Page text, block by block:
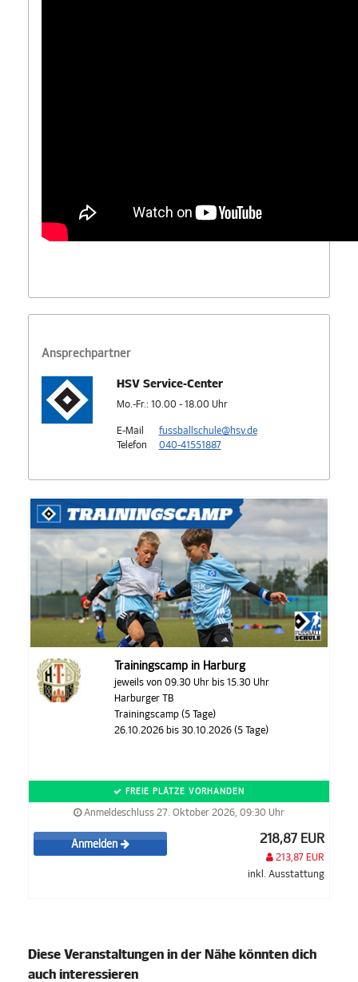
Ansprechpartner
HSV Service-Center
Mo.-Fr.: 10.00 - 18.00 Uhr
E-Mail
fussballschule@hsv.de
Telefon
040-41551887
Trainingscamp in Harburg
jeweils von 09.30 Uhr bis 15.30 Uhr
Harburger TB
Trainingscamp (5 Tage)
26.10.2026 bis 30.10.2026 (5 Tage)
FREIE PLÄTZE VORHANDEN
Anmeldeschluss 27. Oktober 2026, 09:30 Uhr
Anmelden 218,87 EUR
213,87 EUR
inkl. Ausstattung
Diese Veranstaltungen in der Nähe könnten dich
auch interessieren